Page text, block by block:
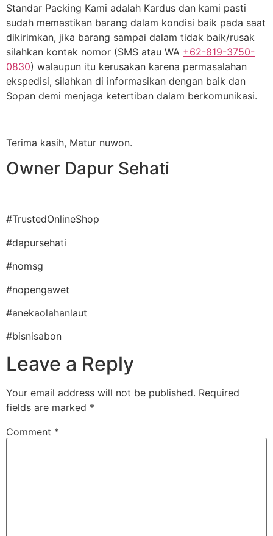
Standar Packing Kami adalah Kardus dan kami pasti
sudah memastikan barang dalam kondisi baik pada saat
dikirimkan, jika barang sampai dalam tidak baik/rusak
silahkan kontak nomor (SMS atau WA +62-819-3750-
0830) walaupun itu kerusakan karena permasalahan
ekspedisi, silahkan di informasikan dengan baik dan
Sopan demi menjaga ketertiban dalam berkomunikasi.
Terima kasih, Matur nuwon.
Owner Dapur Sehati
#TrustedOnlineShop
#dapursehati
#nomsg
#nopengawet
#anekaolahanlaut
#bisnisabon
Leave a Reply
Your email address will not be published. Required
fields are marked *
Comment *